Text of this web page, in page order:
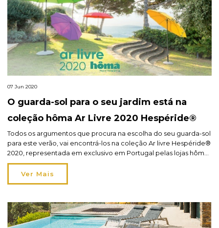
07 Jun 2020
O guarda-sol para o seu jardim está na
coleção hôma Ar Livre 2020 Hespéride®
Todos os argumentos que procura na escolha do seu guarda-sol
para este verão, vai encontrá-los na coleção Ar livre Hespéride®
2020, representada em exclusivo em Portugal pelas lojas hôma.
Saiba mais no blog.
Ver Mais